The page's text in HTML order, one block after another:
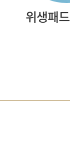
위생패